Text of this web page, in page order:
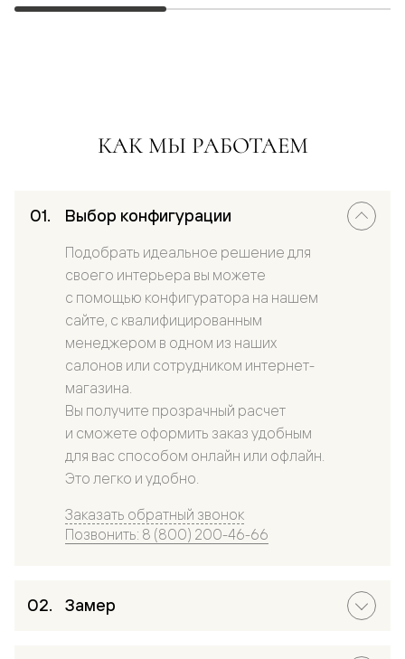
КАК МЫ РАБОТАЕМ
Выбор конфигурации
Подобрать идеальное решение для
своего интерьера вы можете
с помощью конфигуратора на нашем
сайте, с квалифицированным
менеджером в одном из наших
салонов или сотрудником интернет-
магазина.
Вы получите прозрачный расчет
и сможете оформить заказ удобным
для вас способом онлайн или офлайн.
Это легко и удобно.
Заказать обратный звонок
Позвонить: 8 (800) 200-46-66
Замер